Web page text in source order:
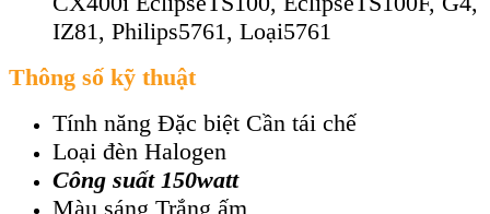
IZ81, Philips5761, Loại5761
Thông số kỹ thuật
Tính năng Đặc biệt Cần tái chế
Loại đèn Halogen
Công suất 150watt
Màu sáng Trắng ấm